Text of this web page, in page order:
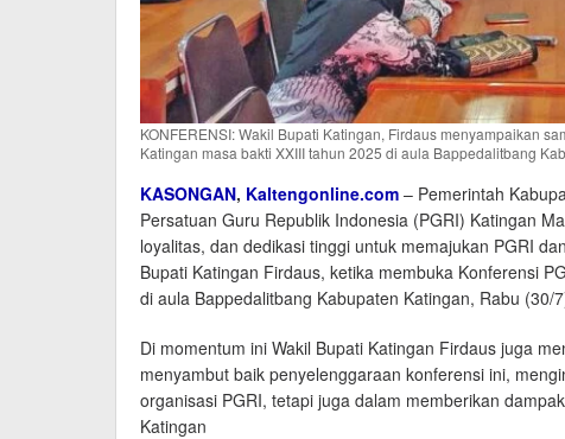
KONFERENSI: Wakil Bupati Katingan, Firdaus menyampaikan
Katingan masa bakti XXIII tahun 2025 di aula Bappedalitbang
KASONGAN, Kaltengonline.com – Pemerintah
Persatuan Guru Republik Indonesia (PGRI) Katingan
loyalitas, dan dedikasi tinggi untuk memajukan PGRI
Bupati Katingan Firdaus, ketika membuka Konferensi
di aula Bappedalitbang Kabupaten Katingan, Rabu (30/
Di momentum ini Wakil Bupati Katingan Firdaus juga
menyambut baik penyelenggaraan konferensi ini,
organisasi PGRI, tetapi juga dalam memberikan
Katingan